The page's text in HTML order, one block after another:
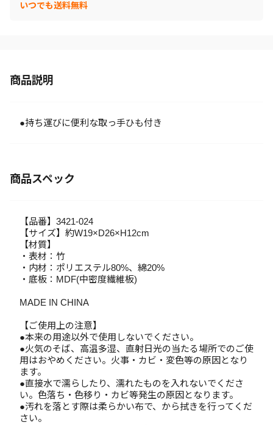
いつでも送料無料
商品説明
●持ち運びに便利な取っ手ひも付き
商品スペック
【品番】3421-024
【サイズ】約W19×D26×H12cm
【材質】
・表材：竹
・内材：ポリエステル80%、綿20%
・底板：MDF(中密度繊維板)
MADE IN CHINA
【ご使用上の注意】
●本来の用途以外で使用しないでください。
●火気のそば、高温多湿、直射日光の当たる場所でのご使
用はおやめください。火事・カビ・変色等の原因となり
ます。
●直接水で濡らしたり、濡れたものを入れないでくださ
い。色落ち・色移り・カビ等発生の原因となります。
●汚れを落とす際は柔らかい布で、から拭きを行ってくだ
さい。